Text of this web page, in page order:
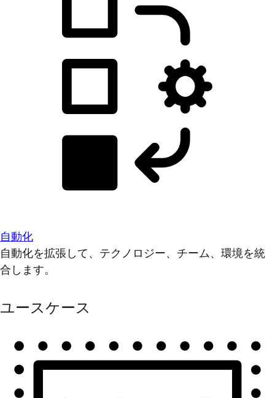
自動化
自動化を拡張して、テクノロジー、チーム、環境を統
合します。
ユースケース